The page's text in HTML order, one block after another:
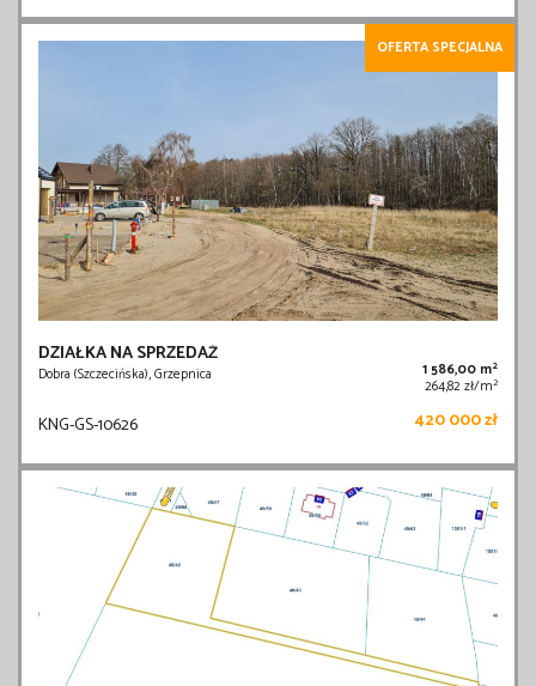
OFERTA SPECJALNA
DZIAŁKA NA SPRZEDAŻ
Dobra (Szczecińska), Grzepnica 1 586,00 m2
264,82 zł/m2
KNG-GS-10626 420 000 zł